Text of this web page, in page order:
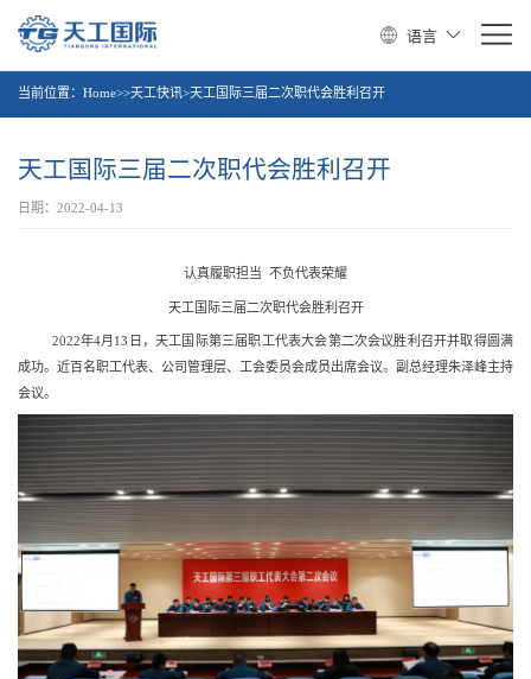
语言
当前位置： Home>>天工快讯>天工国际三届二次职代会胜利召开
天工国际三届二次职代会胜利召开
日期：2022-04-13
认真履职担当 不负代表荣耀
天工国际三届二次职代会胜利召开
2022年4月13日，天工国际第三届职工代表大会第二次会议胜利召开并取得圆满
成功。近百名职工代表、公司管理层、工会委员会成员出席会议。副总经理朱泽峰主持
会议。